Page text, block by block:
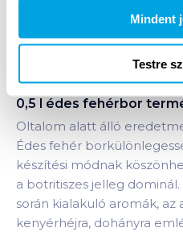
Mindent
Testre
Bevásárlólistához adom
Termékleírás a(z)
0,5 l édes fehérbor
Oltalom alatt álló
Édes fehér
készítési módnak
a botritiszes jelleg
során kialakuló aromák, az
kenyérhéjra, dohányra